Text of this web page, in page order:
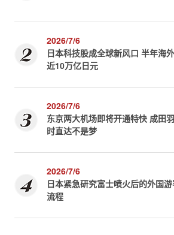
2026/7/6
日本科技股成全球新风口 半年海
近10万亿日元
2026/7/6
东京两大机场即将开通特快 成田
时直达不是梦
2026/7/6
日本紧急研究富士喷火后的外国
流程